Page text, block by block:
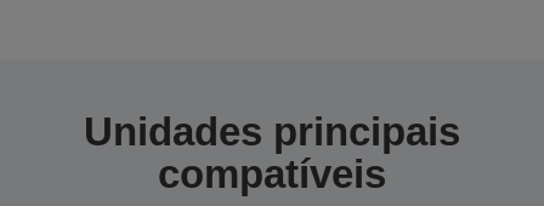
Unidades principais
compatíveis